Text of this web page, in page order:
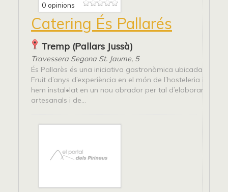
0 opinions
Catering És Pallarés
Tremp (Pallars Jussà)
Travessera Segona St. Jaume, 5
És Pallarès és una iniciativa gastronòmica ubicada al
Fruit d’anys d’experiència en el món de l’hosteleria i la
hem instal•lat en un nou obrador per tal d’elaborar
artesanals i de...